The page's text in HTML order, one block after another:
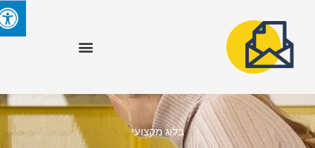
בלוג מקצועי